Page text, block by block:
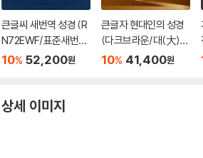
큰글씨 새번역 성경 (R
N72EWF/표준새번역
대단본/무지퍼/PU/반
10% 52,200원
큰글자 현대인의 성경
(다크브라운/대(大)/
단본/색인/천연우피)
10% 41,400원
상세 이미지